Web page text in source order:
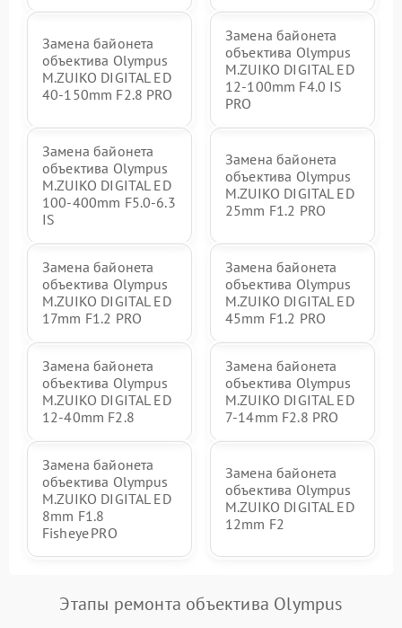
Замена байонета
объектива Olympus
M.ZUIKO DIGITAL ED
40-150mm F2.8 PRO
Замена байонета
объектива Olympus
M.ZUIKO DIGITAL ED
12‑100mm F4.0 IS
PRO
Замена байонета
объектива Olympus
M.ZUIKO DIGITAL ED
100-400mm F5.0-6.3
IS
Замена байонета
объектива Olympus
M.ZUIKO DIGITAL ED
25mm F1.2 PRO
Замена байонета
объектива Olympus
M.ZUIKO DIGITAL ED
17mm F1.2 PRO
Замена байонета
объектива Olympus
M.ZUIKO DIGITAL ED
45mm F1.2 PRO
Замена байонета
объектива Olympus
M.ZUIKO DIGITAL ED
12-40mm F2.8
Замена байонета
объектива Olympus
M.ZUIKO DIGITAL ED
7-14mm F2.8 PRO
Замена байонета
объектива Olympus
M.ZUIKO DIGITAL ED
8mm F1.8
Fisheye PRO
Замена байонета
объектива Olympus
M.ZUIKO DIGITAL ED
12mm F2
Этапы ремонта объектива Olympus